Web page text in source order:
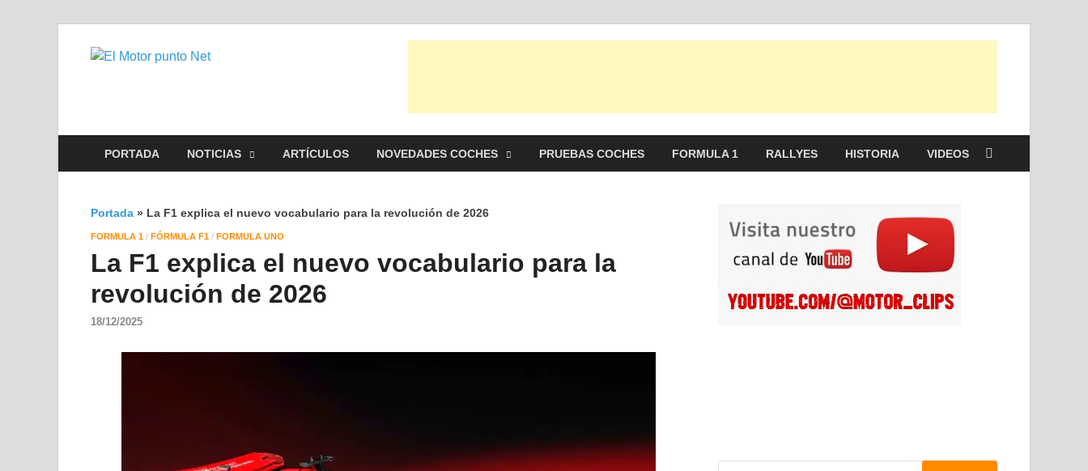
PORTADA NOTICIAS ARTÍCULOS NOVEDADES COCHES PRUEBAS COCHES FORMULA 1 RALLYES HISTORIA VIDEOS
Portada » La F1 explica el nuevo vocabulario para la revolución de 2026
FORMULA 1 / FÓRMULA F1 / FORMULA UNO
La F1 explica el nuevo vocabulario para la
revolución de 2026
18/12/2025